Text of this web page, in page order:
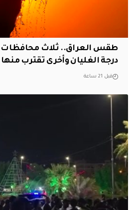
طقس العراق.. ثلاث
درجة الغليان وأخرى تقترب
قبل 21 ساعة